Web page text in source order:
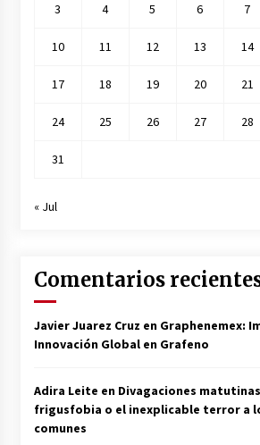
3 4 5 6 7
10 11 12 13 14
17 18 19 20 21
24 25 26 27 28
31
« Jul
Comentarios
Javier Juarez Cruz en Graphenemex:
Innovación Global en Grafeno
Adira Leite en Divagaciones
frigusfobia o el inexplicable terror a
comunes